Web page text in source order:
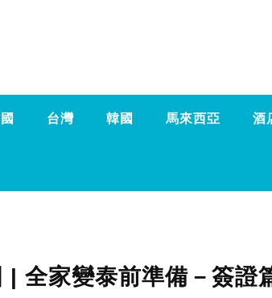
台灣 韓國 馬來西亞 酒
| 全家變泰前準備－簽證